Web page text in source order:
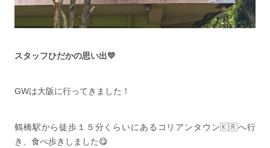
スタッフひだかの思い出💛
GWは大阪に行ってきました！
鶴橋駅から徒歩１５分くらいにあるコリアンタウン🇰🇷へ行
き、食べ歩きしました😋